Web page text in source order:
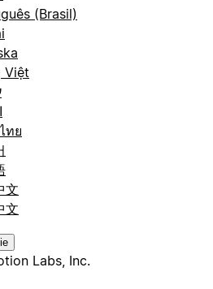
(Brasil)
Việt
ทย
文
文
Labs, Inc.